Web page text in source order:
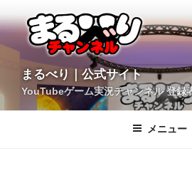
ン
テ
へ
ス
まるべり｜公式サイ
YouTubeゲーム実況チャンネル 登録者
メニュー